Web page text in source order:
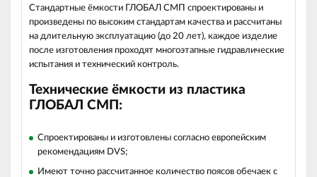
Стандартные ёмкости ГЛОБАЛ СМП спроектированы и
произведены по высоким стандартам качества и рассчитаны
на длительную эксплуатацию (до 20 лет), каждое изделие
после изготовления проходят многоэтапные гидравлические
испытания и технический контроль.
Технические ёмкости из пластика
ГЛОБАЛ СМП:
Спроектированы и изготовлены согласно европейским
рекомендациям DVS;
Имеют точно рассчитанное количество поясов обечаек с